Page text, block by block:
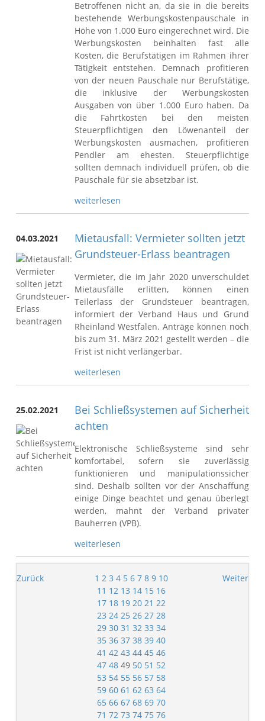
Betroffenen nicht an, da sie in die bereits
bestehende Werbungskostenpauschale in
Höhe von 1.000 Euro eingerechnet wird. Die
Werbungskosten beinhalten fast alle
Kosten, die Berufstätigen im Rahmen ihrer
Tätigkeit entstehen. Demnach profitieren
von der neuen Pauschale nur Berufstätige,
die inklusive der Werbungskosten
Ausgaben von über 1.000 Euro haben. Da
die Fahrtkosten bei den meisten
Steuerpflichtigen den Löwenanteil der
Werbungskosten ausmachen, profitieren
Pendler am ehesten. Steuerpflichtige
sollten demnach individuell prüfen, ob die
Pauschale für sie absetzbar ist.
weiterlesen
04.03.2021
Mietausfall: Vermieter sollten jetzt
Grundsteuer-Erlass beantragen
Vermieter, die im Jahr 2020 unverschuldet
Mietausfälle erlitten, können einen
Teilerlass der Grundsteuer beantragen,
informiert der Verband Haus und Grund
Rheinland Westfalen. Anträge können noch
bis zum 31. März 2021 gestellt werden – die
Frist ist nicht verlängerbar.
weiterlesen
25.02.2021
Bei Schließsystemen auf Sicherheit
achten
Elektronische Schließsysteme sind sehr
komfortabel, sofern sie zuverlässig
funktionieren und manipulationssicher
sind. Deshalb sollten vor der Anschaffung
einige Dinge beachtet und genau überlegt
werden, mahnt der Verband privater
Bauherren (VPB).
weiterlesen
Zurück 1 2 3 4 5 6 7 8 9 10
11 12 13 14 15 16
17 18 19 20 21 22
23 24 25 26 27 28
29 30 31 32 33 34
35 36 37 38 39 40
41 42 43 44 45 46
47 48 49 50 51 52
53 54 55 56 57 58
59 60 61 62 63 64
65 66 67 68 69 70
71 72 73 74 75 76
Weiter